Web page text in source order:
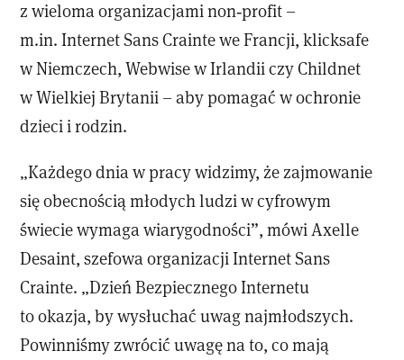
z wieloma organizacjami non‑profit –
m.in. Internet Sans Crainte we Francji, klicksafe
w Niemczech, Webwise w Irlandii czy Childnet
w Wielkiej Brytanii – aby pomagać w ochronie
dzieci i rodzin.
„Każdego dnia w pracy widzimy, że zajmowanie
się obecnością młodych ludzi w cyfrowym
świecie wymaga wiarygodności”, mówi Axelle
Desaint, szefowa organizacji Internet Sans
Crainte. „Dzień Bezpiecznego Internetu
to okazja, by wysłuchać uwag najmłodszych.
Powinniśmy zwrócić uwagę na to, co mają